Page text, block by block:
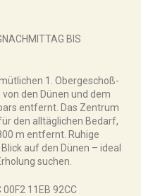
BIS
1. Obergeschoß-
den Dünen und dem
entfernt. Das Zentrum
den alltäglichen Bedarf,
m entfernt. Ruhige
auf den Dünen – ideal
suchen.
11EB 92CC